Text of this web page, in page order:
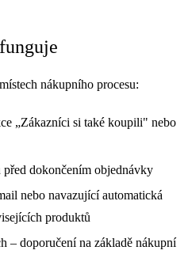
nákupního procesu:
„Zákazníci si také koupili" nebo
dokončením objednávky
nebo navazující automatická
produktů
– doporučení na základě nákupní